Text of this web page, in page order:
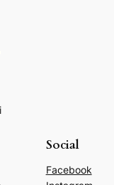
Social
Facebook